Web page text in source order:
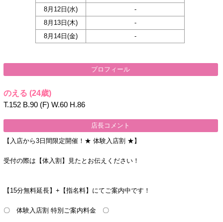
8月12日(水)
-
8月13日(木)
-
8月14日(金) -
プロフィール
のえる (24歳)
T.152 B.90 (F) W.60 H.86
店長コメント
【入店から3日間限定開催！★ 体験入店割 ★】
受付の際は【体入割】見たとお伝えください！
【15分無料延長】+【指名料】にてご案内中です！
〇 体験入店割 特別ご案内料金 〇